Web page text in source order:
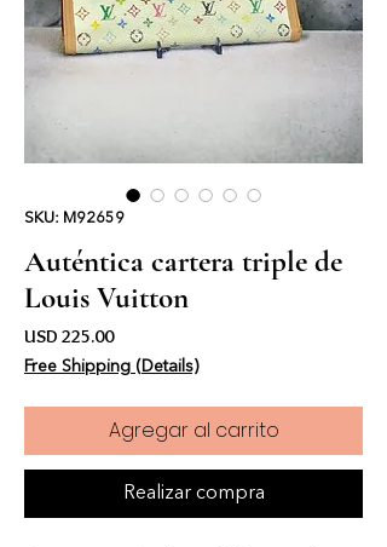
SKU: M92659
Auténtica cartera triple de
Louis Vuitton
USD 225.00Precio
Free Shipping (Details)
Agregar al carrito
Realizar compra